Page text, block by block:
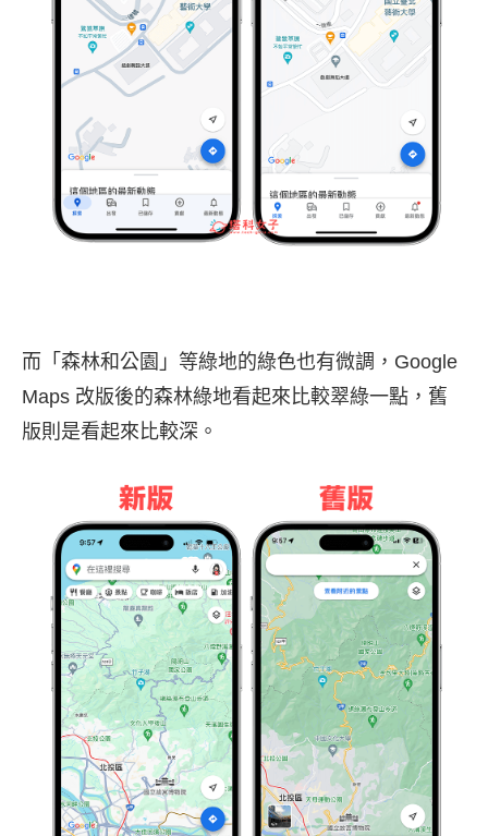
而「森林和公園」等綠地的綠色也有微調，Google
Maps 改版後的森林綠地看起來比較翠綠一點，舊
版則是看起來比較深。